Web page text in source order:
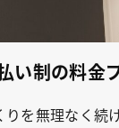
い制の料金
りを無理なく続